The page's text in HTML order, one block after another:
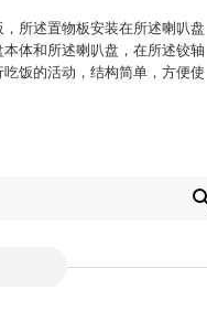
所述置物板安装在所述喇叭盘
体和所述喇叭盘，在所述铰轴
饭的活动，结构简单，方便使